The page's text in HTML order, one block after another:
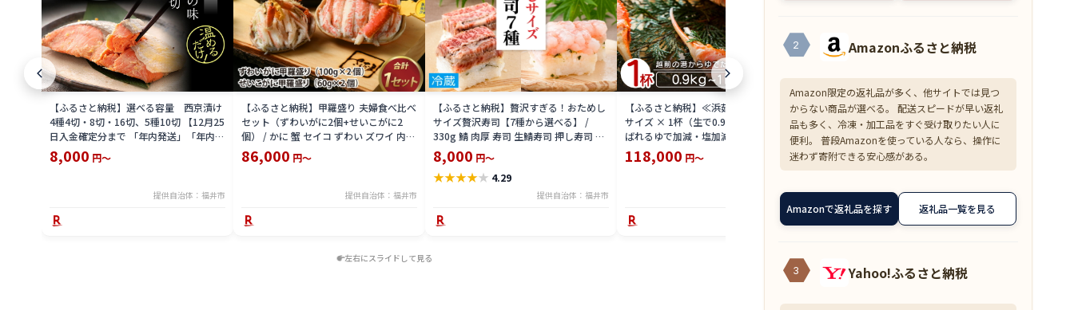
【ふるさと納税】選べる容量 西京漬け
4種4切・8切・16切、5種10切 【12月25
日入金確定分まで 「年内発送」「年内配
送」「年内お届け」】/ レンジで温める
だけ 西京焼き 湯煎 西京漬 送料無料
8,000 円～
提供自治体：福井市
【ふるさと納税】甲羅盛り 夫婦食べ比べ
セット（ずわいがに2個+せいこがに2
個） / かに 蟹 セイコ ずわい ズワイ 内子
外子 国産 冷凍 冬 冬の味覚 珍味 グルメ
国産 送料無料 [H-065050]
86,000 円～
提供自治体：福井市
【ふるさと納税】贅沢すぎる！おためし
サイズ贅沢寿司【7種から選べる】 /
330g 鯖 肉厚 寿司 生鯖寿司 押し寿司 ご
褒美 おためし用 一人前 サバ 海鮮 棒寿司
バッテラ 魚貝 懐石料理 冷蔵配送 四季食
彩 萩 送料無料 [A-013025]
8,000 円～
★★★★★ 4.29
提供自治体：福井市
【ふるさと納税】≪浜茹で≫越前がに 大
サイズ × 1杯（生で0.9〜1kg）地元で喜
ばれるゆで加減・塩加減で越前の港から
直送！【雄 ズワイガニ ずわいがに 越前
ガニ 姿 ボイル 冷蔵 福井県】【2月発送
118,000 円～
提供自治体：越前町
【ふるさと納税】＜数量限定＞港町つる
がの潮風感じる 創作 海鮮丼の素 浜焼き
鯖 × Sio檸檬ペッパー 5食セット 若狭名
物 浜焼き鯖を贅沢に使用 丼 どんぶり 海
鮮 サバ 鯖 ご飯にのせるだけ お酒の肴 ア
18,000円～
提供自治体：敦賀市
左右にスライドして見る
2 Amazonふるさと納税
Amazon限定の返礼品が多く、他サイトでは見つ
からない商品が選べる。 配送スピードが早い返礼
品も多く、冷凍・加工品をすぐ受け取りたい人に
便利。 普段Amazonを使っている人なら、操作に
迷わず寄附できる安心感がある。
Amazonで返礼品を探す 返礼品一覧を見る
3 Yahoo!ふるさと納税